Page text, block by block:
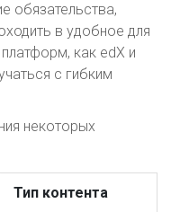
обязательства,
в удобное для
как edX и
с гибким
некоторых
Тип контента